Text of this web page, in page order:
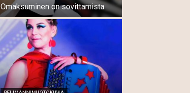
Omaksuminen on sovittamista